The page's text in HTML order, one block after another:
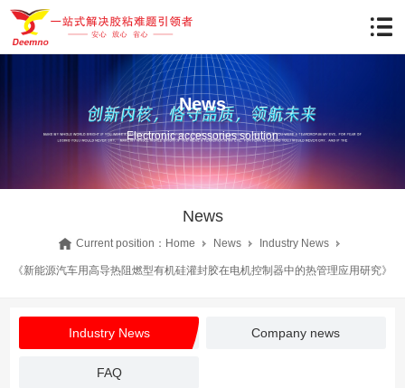
News
Electronic accessories solution
News
Current position： Home News Industry News
《新能源汽车用高导热阻燃型有机硅灌封胶在电机控制器中的热管理应用研究》
Industry News Company news
FAQ